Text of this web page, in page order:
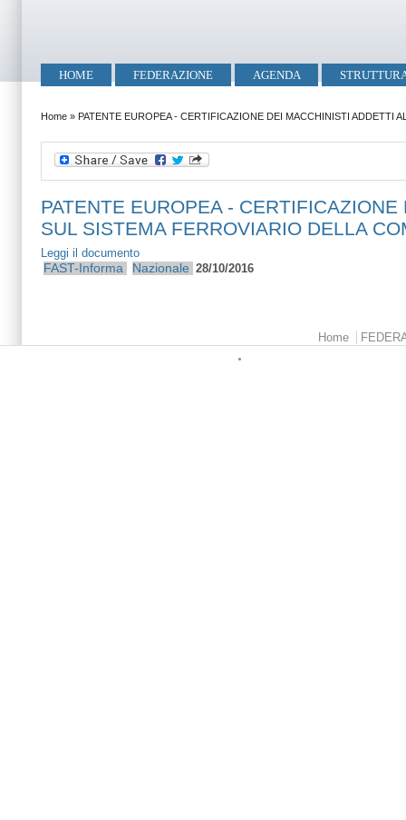
Menu principale
HOME FEDERAZIONE AGENDA
Tu sei qui
Home » PATENTE EUROPEA - CERTIFICAZIONE DEI MACCHINISTI ADDETTI
PATENTE EUROPEA -
SUL SISTEMA FERROVIARIO DELLA
Leggi il documento
FAST-Informa Nazionale 28/10/2016
Home